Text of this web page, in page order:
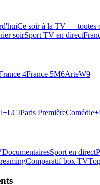
Ce soir à la TV — toutes
soirSport TV en direct
4France 5M6ArteW9
LCIParis PremièreComédie+
DocumentairesSport en direct
Comparatif box TV